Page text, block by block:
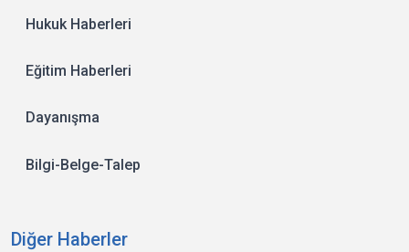
Hukuk Haberleri
Eğitim Haberleri
Dayanışma
Bilgi-Belge-Talep
Diğer Haberler